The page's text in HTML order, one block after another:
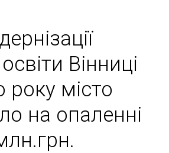
Вінниці
року місто
на опаленні